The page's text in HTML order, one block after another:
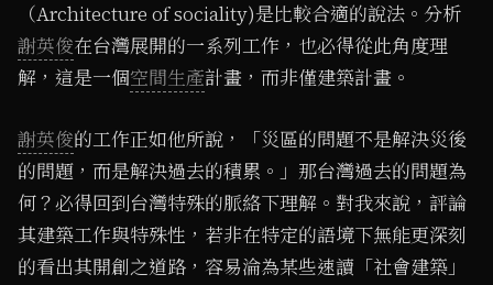
（Architecture of sociality)是比較合適的說法。分析
謝英俊在台灣展開的一系列工作，也必得從此角度理
解，這是一個空間生產計畫，而非僅建築計畫。
謝英俊的工作正如他所說，「災區的問題不是解決災後
的問題，而是解決過去的積累。」那台灣過去的問題為
何？必得回到台灣特殊的脈絡下理解。對我來說，評論
其建築工作與特殊性，若非在特定的語境下無能更深刻
的看出其開創之道路，容易淪為某些速讀「社會建築」